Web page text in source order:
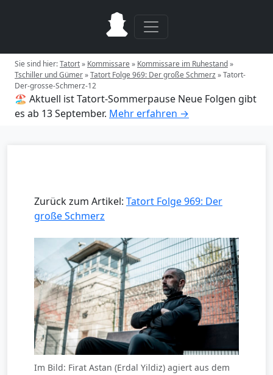
Sie sind hier:Tatort» Kommissare» Kommissare im Ruhestand»
Tschiller und Gümer»Tatort Folge 969: Der große Schmerz»Tatort-
Der-grosse-Schmerz-12
🏖️ Aktuell ist Tatort-Sommerpause Neue Folgen gibt
es ab 13 September. Mehr erfahren →
Zurück zum Artikel: Tatort Folge 969: Der
große Schmerz
Im Bild: Firat Astan (Erdal Yildiz) agiert aus dem